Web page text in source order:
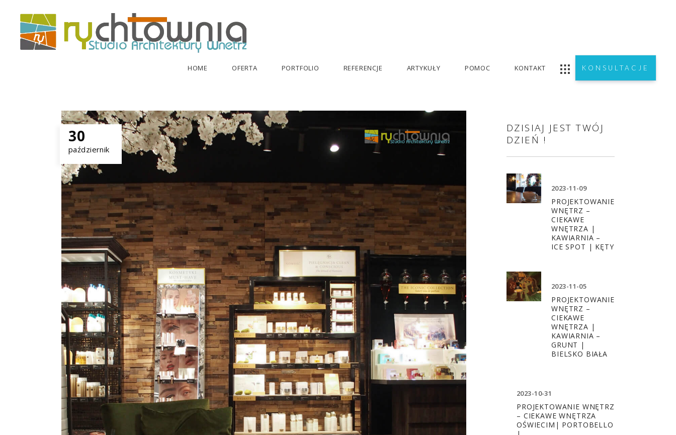
HOME OFERTA PORTFOLIO REFERENCJE ARTYKUŁY POMOC KONTAKT KONSULTACJE
30
październik
DZISIAJ JEST TWÓJ
DZIEŃ !
2023-11-09
PROJEKTOWANIE
WNĘTRZ –
CIEKAWE
WNĘTRZA |
KAWIARNIA –
ICE SPOT | KĘTY
2023-11-05
PROJEKTOWANIE
WNĘTRZ –
CIEKAWE
WNĘTRZA |
KAWIARNIA –
GRUNT |
BIELSKO BIAŁA
2023-10-31
PROJEKTOWANIE WNĘTRZ
– CIEKAWE WNĘTRZA
OŚWIECIM| PORTOBELLO